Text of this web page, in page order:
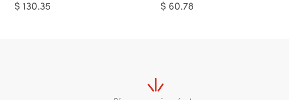
$ 130.35 $ 60.78